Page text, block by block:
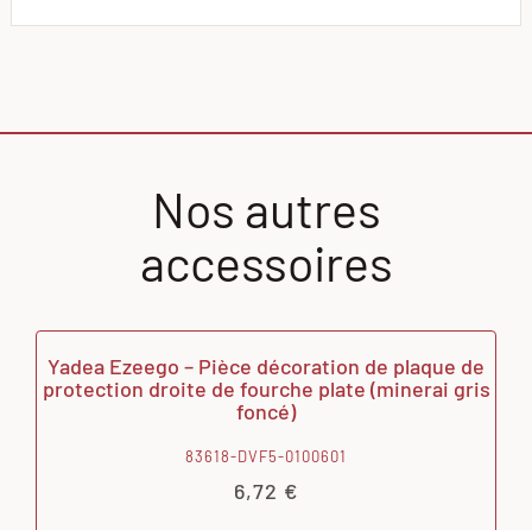
Nos autres
accessoires
Yadea Ezeego – Pièce décoration de plaque de
protection droite de fourche plate (minerai gris
foncé)
83618-DVF5-0100601
6,72 €